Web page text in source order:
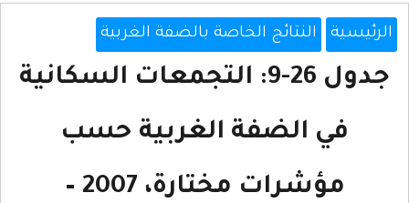
بالضفة الغربية
26-9: التجمعات السكانية
الغربية حسب
مؤشرات مختارة، 2007 –